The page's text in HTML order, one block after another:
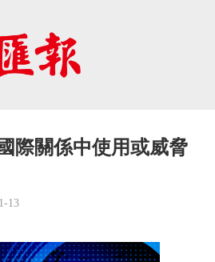
際關係中使用或威脅
13